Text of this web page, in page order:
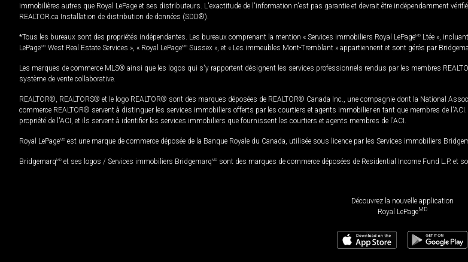
immobilières autres que Royal LePage et ses distributeurs. L'exactitude de l'information n'est pas garantie et devrait être indépendamment
REALTOR.ca Installation de distribution de données (SDD®).
*Tous les bureaux sont des propriétés indépendantes. Les bureaux comprenant la mention « Services immobiliers Royal LePageMD Ltée »,
LePageMD West Real Estate Services », « Royal LePageMD Sussex », et « Les immeubles Mont-Tremblant » appartiennent et sont gérés par
Les marques de commerce MLS® ainsi que les logos qui s'y rapportent désignent les services professionnels rendus par les membres
système de vente collaborative.
REALTOR®, REALTORS® et le logo REALTOR® sont des marques déposées de REALTOR® Canada Inc., une compagnie dont la National
commerce REALTOR® servent à distinguer les services immobiliers offerts par les courtiers et agents immobilier en tant que membres de
propriété de l'ACI, et ils servent à identifier les services immobiliers que fournissent les courtiers et agents membres de l'ACI.
Royal LePageMD est une marque de commerce déposée de la Banque Royale du Canada, utilisée sous licence par les Services immobiliers
BridgemarqMD et ses logos / Services immobiliers BridgemarqMD sont des marques de commerce déposées de Residential Income Fund L.P.
Découvrez la nouvelle application
Royal LePageMD